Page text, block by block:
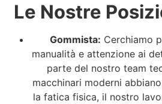
Le Nostre
Gommista: Cerchiamo
manualità e attenzione ai
parte del nostro team
macchinari moderni
la fatica fisica, il nostro